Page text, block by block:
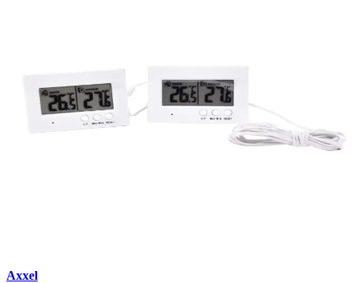
Axxel